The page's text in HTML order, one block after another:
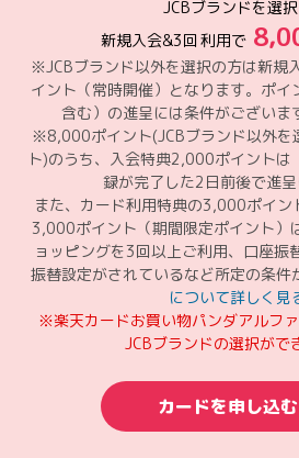
JCBブランドを選
新規入会&3回 利用で
※JCBブランド以外を選択の方は新規
イント（常時開催）となります。ポイ
含む）の進呈には条件がございま
※8,000ポイント(JCBブランド以外を
ト)のうち、入会特典2,000ポイントは
録が完了した2日前後で進呈
また、カード利用特典の3,000ポイン
3,000ポイント（期間限定ポイント）
ョッピングを3回以上ご利用、口座振
振替設定がされているなど所定の条件
について詳しく見
※楽天カードお買い物パンダアルフ
JCBブランドの選択がで
カードを申し込む